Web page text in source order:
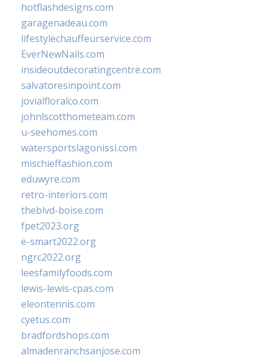
hotflashdesigns.com
garagenadeau.com
lifestylechauffeurservice.com
EverNewNails.com
insideoutdecoratingcentre.com
salvatoresinpoint.com
jovialfloralco.com
johnlscotthometeam.com
u-seehomes.com
watersportslagonissi.com
mischieffashion.com
eduwyre.com
retro-interiors.com
theblvd-boise.com
fpet2023.org
e-smart2022.org
ngrc2022.org
leesfamilyfoods.com
lewis-lewis-cpas.com
eleontennis.com
cyetus.com
bradfordshops.com
almadenranchsanjose.com